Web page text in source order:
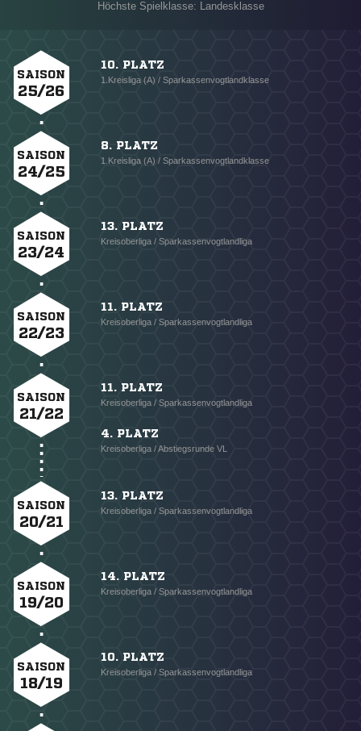
Höchste Spielklasse: Landesklasse
SAISON
25/26
10. PLATZ
1.Kreisliga (A) / Sparkassenvogtlandklasse
SAISON
24/25
8. PLATZ
1.Kreisliga (A) / Sparkassenvogtlandklasse
SAISON
23/24
13. PLATZ
Kreisoberliga / Sparkassenvogtlandliga
SAISON
22/23
11. PLATZ
Kreisoberliga / Sparkassenvogtlandliga
SAISON
21/22
11. PLATZ
Kreisoberliga / Sparkassenvogtlandliga
4. PLATZ
Kreisoberliga / Abstiegsrunde VL
SAISON
20/21
13. PLATZ
Kreisoberliga / Sparkassenvogtlandliga
SAISON
19/20
14. PLATZ
Kreisoberliga / Sparkassenvogtlandliga
SAISON
18/19
10. PLATZ
Kreisoberliga / Sparkassenvogtlandliga